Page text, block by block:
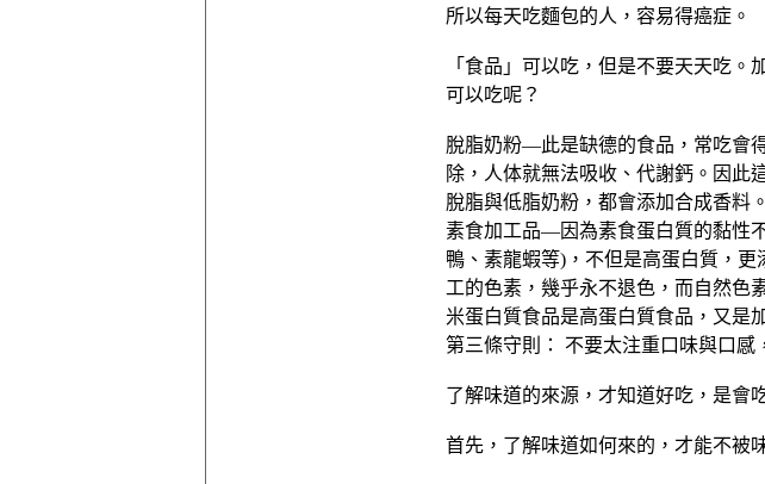
所以每天吃麵包的人，容易得癌症。
「食品」可以吃，但是不要天天吃
可以吃呢？
脫脂奶粉—此是缺德的食品，常吃會
除，人体就無法吸收、代謝鈣。因此
脫脂與低脂奶粉，都會添加合成香料
素食加工品—因為素食蛋白質的黏性
鴨、素龍蝦等)，不但是高蛋白質，
工的色素，幾乎永不退色，而自然色
米蛋白質食品是高蛋白質食品，又是
第三條守則： 不要太注重口味與口感
了解味道的來源，才知道好吃，是會
首先，了解味道如何來的，才能不被